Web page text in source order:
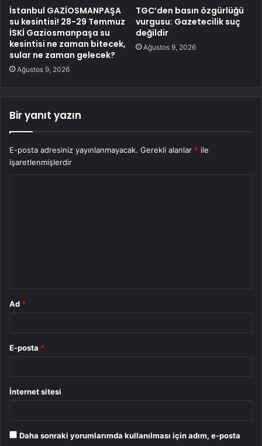
İstanbul GAZİOSMANPAŞA
su kesintisi! 28-29 Temmuz
İSKİ Gaziosmanpaşa su
kesintisi ne zaman bitecek,
sular ne zaman gelecek?
Ağustos 9, 2026
TGC’den basın özgürlüğü
vurgusu: Gazetecilik suç
değildir
Ağustos 9, 2026
Bir yanıt yazın
E-posta adresiniz yayınlanmayacak. Gerekli alanlar * ile
işaretlenmişlerdir
Ad *
E-posta *
İnternet sitesi
Daha sonraki yorumlarımda kullanılması için adım, e-posta